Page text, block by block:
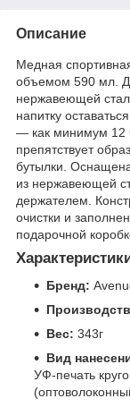
Описание
Медная
объемом 590 мл.
нержавеющей
напитку
— как минимум 12
препятствует
бутылки.
из нержавеющей
держателем.
очистки и
подарочной
Бренд:
Вес: 343г
Вид
УФ-печать